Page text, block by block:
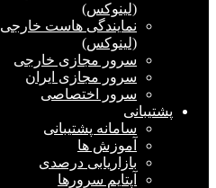
(لینوکس)
نمایندگی هاست خارجی
(لینوکس)
سرور مجازی خارجی
سرور مجازی ایران
سرور اختصاصی
پشتیبانی
سامانه پشتیبانی
آموزش ها
بازاریابی درصدی
آپتایم سرورها